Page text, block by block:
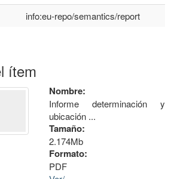
info:eu-repo/semantics/report
ítem
Nombre:
Informe determinación y
ubicación ...
Tamaño:
2.174Mb
Formato:
PDF